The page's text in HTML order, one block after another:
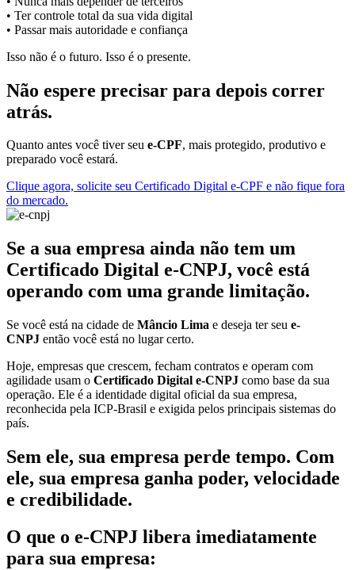
• Ter controle total da sua vida digital
• Passar mais autoridade e confiança
Isso não é o futuro. Isso é o presente.
Não espere precisar para depois correr
atrás.
Quanto antes você tiver seu e-CPF, mais protegido, produtivo e
preparado você estará.
Clique agora, solicite seu Certificado Digital e-CPF e não fique fora
do mercado.
Se a sua empresa ainda não tem um
Certificado Digital e-CNPJ, você está
operando com uma grande limitação.
Se você está na cidade de Mâncio Lima e deseja ter seu e-
CNPJ então você está no lugar certo.
Hoje, empresas que crescem, fecham contratos e operam com
agilidade usam o Certificado Digital e-CNPJ como base da sua
operação. Ele é a identidade digital oficial da sua empresa,
reconhecida pela ICP-Brasil e exigida pelos principais sistemas do
país.
Sem ele, sua empresa perde tempo. Com
ele, sua empresa ganha poder, velocidade
e credibilidade.
O que o e-CNPJ libera imediatamente
para sua empresa: